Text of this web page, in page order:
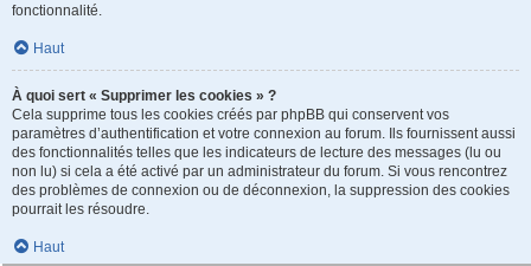
fonctionnalité.
Haut
À quoi sert « Supprimer les cookies » ?
Cela supprime tous les cookies créés par phpBB qui conservent vos
paramètres d’authentification et votre connexion au forum. Ils fournissent aussi
des fonctionnalités telles que les indicateurs de lecture des messages (lu ou
non lu) si cela a été activé par un administrateur du forum. Si vous rencontrez
des problèmes de connexion ou de déconnexion, la suppression des cookies
pourrait les résoudre.
Haut